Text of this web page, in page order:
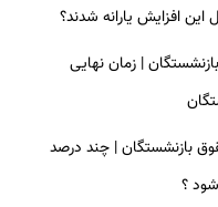
افزایش یارانه شدند؟
| زمان نهایی
بازنشستگان | چند درصد
؟